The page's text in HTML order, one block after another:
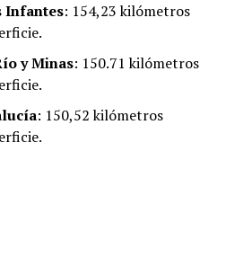
Infantes: 154,23 kilómetros
y Minas: 150.71 kilómetros
: 150,52 kilómetros